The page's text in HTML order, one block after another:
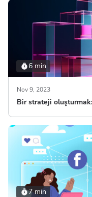
6 min
Nov 9, 2023
Bir strateji
7 min